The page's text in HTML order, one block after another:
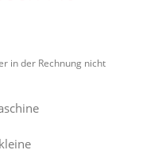
in der Rechnung nicht